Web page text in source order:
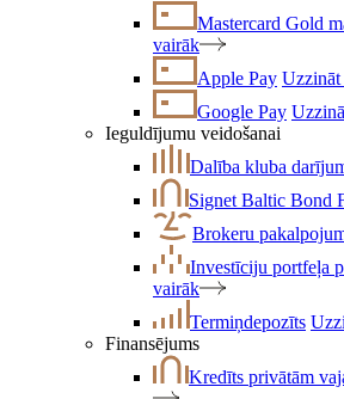
Mastercard Gold
vairāk
Apple Pay
Google Pay
Ieguldījumu veidošanai
Dalība kluba
Signet Baltic Bond
Brokeru
Investīciju portfeļa
vairāk
Termiņdepozīts
Finansējums
Kredīts privātām